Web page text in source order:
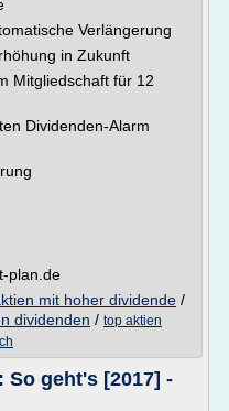
Verlängerung
in Zukunft
Mitgliedschaft für 12
Dividenden-Alarm
plan.de
mit hoher dividende /
dividenden / top aktien
So geht's [2017] -